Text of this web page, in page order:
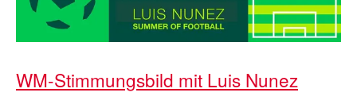
WM-Stimmungsbild mit Luis Nunez